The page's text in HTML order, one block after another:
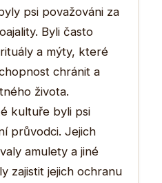
psi považováni za
Byli často
a mýty, které
chránit a
života.
kultuře byli psi
průvodci. Jejich
amulety a jiné
zajistit jejich ochranu